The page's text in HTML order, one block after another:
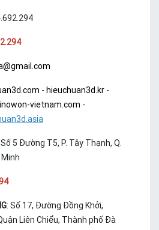
- hieuchuan3d.kr-
vietnam.com -
Số 5 Đường T5, P. Tây Thạnh, Q.
Minh
: Số 17, Đường Đồng Khởi,
Liên Chiểu, Thành phố Đà